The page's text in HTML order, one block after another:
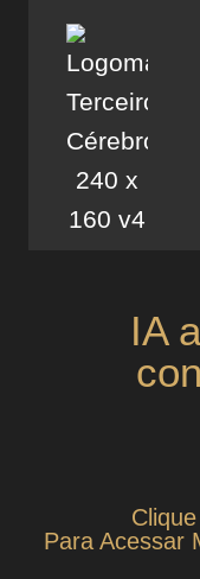
IA
Para Acessar